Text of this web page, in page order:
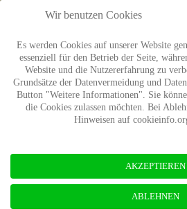
Wir benutzen Cookies
Es werden Cookies auf unserer Website
essenziell für den Betrieb der Seite,
Website und die Nutzererfahrung zu
Grundsätze der Datenvermeidung und
Button "Weitere Informationen". Sie
die Cookies zulassen möchten. Bei
Hinweisen auf
AKZEPTIEREN
ABLEHNEN